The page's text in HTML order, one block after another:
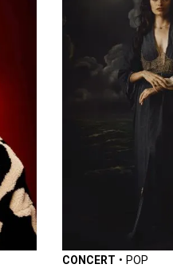
CONCERT • POP